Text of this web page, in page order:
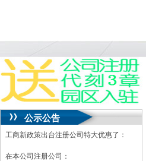
公示公告
工商新政策出台注册公司特大优惠了：
在本公司注册公司：